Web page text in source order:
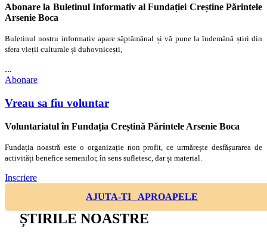
Abonare la Buletinul Informativ al Fundației Creștine Părintele
Arsenie Boca
Buletinul nostru informativ apare săptămânal și vă pune la îndemână știri din
sfera vieții culturale și duhovnicești,
...
Abonare
Vreau sa fiu voluntar
Voluntariatul în Fundația Creștină Părintele Arsenie Boca
Fundația noastră este o organizație non profit, ce urmărește desfășurarea de
activități benefice semenilor, în sens sufletesc, dar și material.
Inscriere
AJUTA-TI APROAPELE
ȘTIRILE NOASTRE